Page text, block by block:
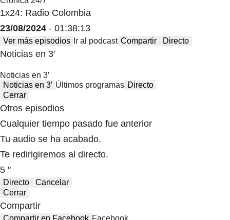
1x24: Radio Colombia
23/08/2024 - 01:38:13
Ver más episodios Ir al podcast Compartir Directo
Noticias en 3′
Noticias en 3′
Noticias en 3′ Últimos programas Directo
Cerrar
Otros episodios
Cualquier tiempo pasado fue anterior
Tu audio se ha acabado.
Te redirigiremos al directo.
5 "
Directo
Cancelar
Cerrar
Compartir